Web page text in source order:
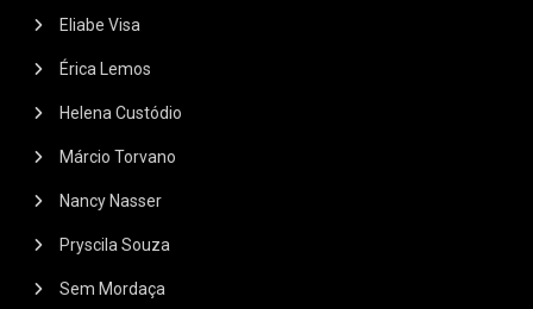
Eliabe Visa
Érica Lemos
Helena Custódio
Márcio Torvano
Nancy Nasser
Pryscila Souza
Sem Mordaça